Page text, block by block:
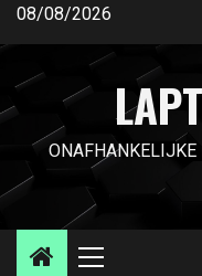
Ga
inhoud
08/08/2026
ONAFHANKELIJKE
Primair